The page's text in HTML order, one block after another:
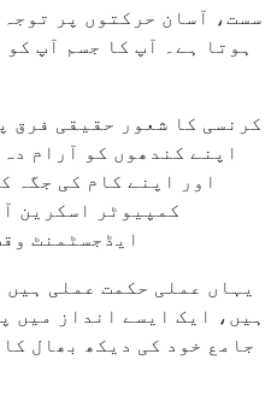
سست، آسان حرکتوں پر
ہوتا ہے۔ آپ کا جسم آپ
کرنسی کا شعور حقیقی فرق
اپنے کندھوں کو آرام
اور اپنے کام کی جگہ
کمپیوٹر اسکرین
ایڈجسٹمنٹ
یہاں عملی حکمت عملی
ہیں، ایک ایسے انداز میں
جامع خود کی دیکھ بھال